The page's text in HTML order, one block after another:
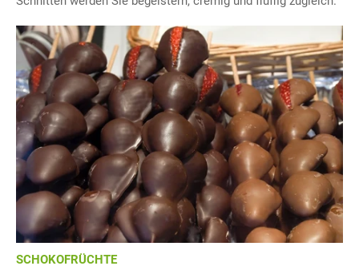
SCHOKOFRÜCHTE